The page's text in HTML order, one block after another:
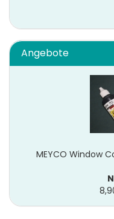
Angebote
MEYCO Window